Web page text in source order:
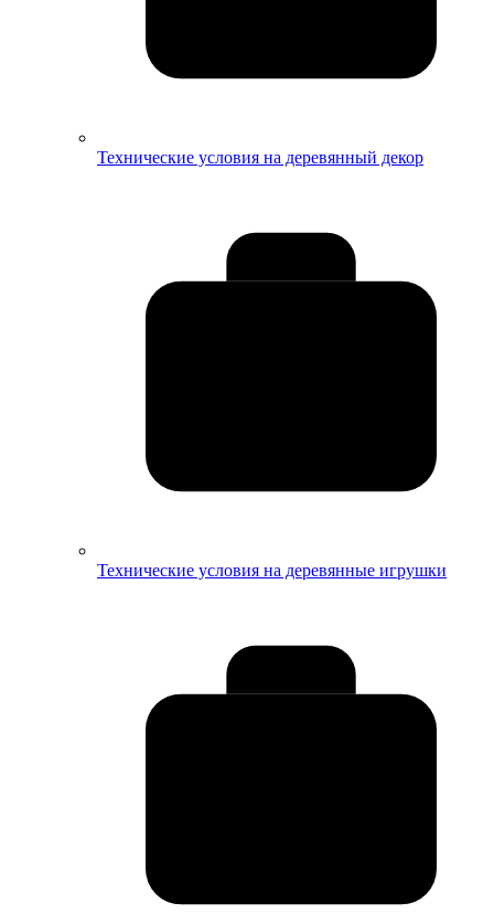
Технические условия на деревянный декор
Технические условия на деревянные игрушки